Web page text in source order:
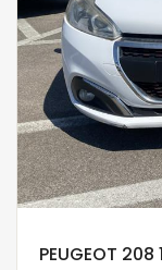
PEUGEOT 208